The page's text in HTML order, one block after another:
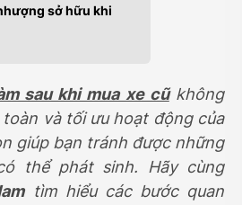
sở hữu khi
sau khi mua xe cũkhông
và tối ưu hoạt động của
giúp bạn tránh được những
thể phát sinh. Hãy cùng
tìm hiểu các bước quan